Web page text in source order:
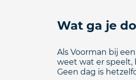
Wat ga je
Als Voorman bij
weet wat er
Geen dag is